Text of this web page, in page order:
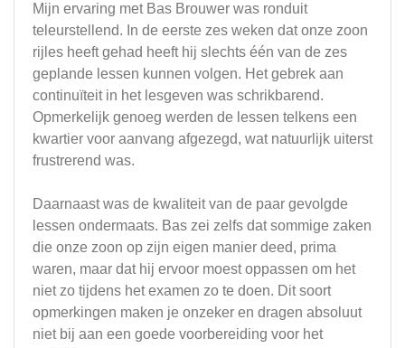
Mijn ervaring met Bas Brouwer was ronduit
teleurstellend. In de eerste zes weken dat onze zoon
rijles heeft gehad heeft hij slechts één van de zes
geplande lessen kunnen volgen. Het gebrek aan
continuïteit in het lesgeven was schrikbarend.
Opmerkelijk genoeg werden de lessen telkens een
kwartier voor aanvang afgezegd, wat natuurlijk uiterst
frustrerend was.
Daarnaast was de kwaliteit van de paar gevolgde
lessen ondermaats. Bas zei zelfs dat sommige zaken
die onze zoon op zijn eigen manier deed, prima
waren, maar dat hij ervoor moest oppassen om het
niet zo tijdens het examen zo te doen. Dit soort
opmerkingen maken je onzeker en dragen absoluut
niet bij aan een goede voorbereiding voor het